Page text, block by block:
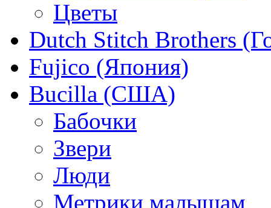
Цветы
Dutch Stitch Brothers
Fujico (Япония)
Bucilla (США)
Бабочки
Звери
Люди
Метрики малышам